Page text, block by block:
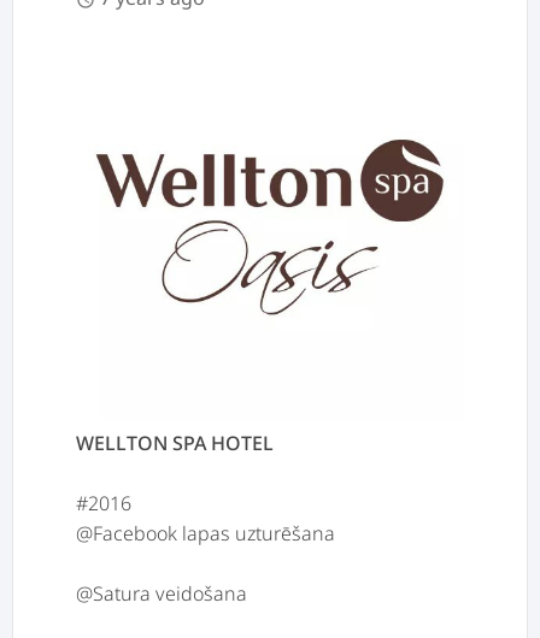
WELLTON SPA HOTEL
#2016
@Facebook lapas uzturēšana
@Satura veidošana